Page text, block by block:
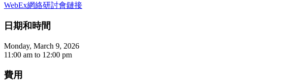
WebEx網絡研討會鏈接
日期和時間
Monday, March 9, 2026
11:00 am to 12:00 pm
費用